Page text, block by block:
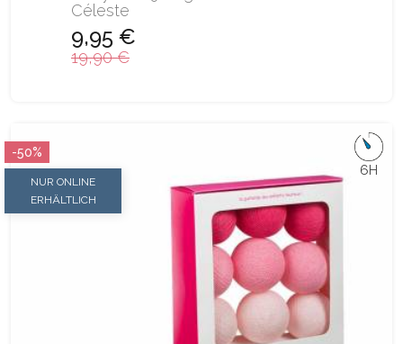
Céleste
9,95 €
19,90 €
NUR ONLINE
ERHÄLTLICH
-50%
6H